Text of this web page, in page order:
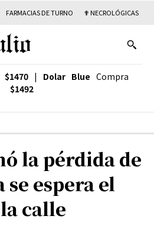
FARMACIAS DE TURNO ✟ NECROLÓGICAS
$1470 | Dolar Blue Compra
$1492
la pérdida de
espera el
calle